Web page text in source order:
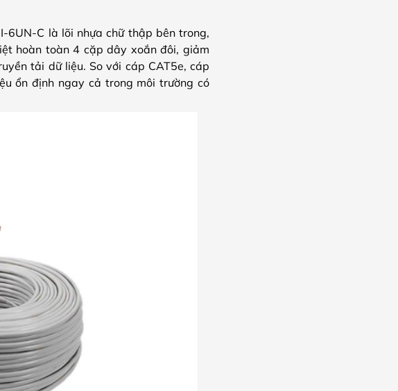
6UN-C là lõi nhựa chữ thập bên trong,
hoàn toàn 4 cặp dây xoắn đôi, giảm
tải dữ liệu. So với cáp CAT5e, cáp
ổn định ngay cả trong môi trường có